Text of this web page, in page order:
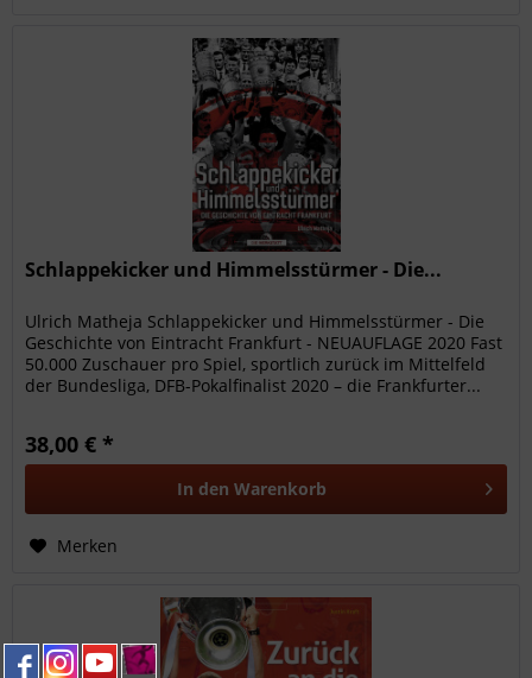
Schlappekicker und Himmelsstürmer - Die...
Ulrich Matheja Schlappekicker und Himmelsstürmer - Die
Geschichte von Eintracht Frankfurt - NEUAUFLAGE 2020 Fast
50.000 Zuschauer pro Spiel, sportlich zurück im Mittelfeld
der Bundesliga, DFB-Pokalfinalist 2020 – die Frankfurter...
38,00 € *
In den Warenkorb
Merken